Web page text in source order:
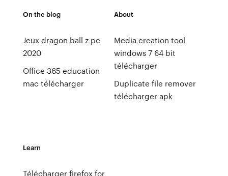
On the blog
Jeux dragon ball z pc
2020
Office 365 education
mac télécharger
About
Media creation tool
windows 7 64 bit
télécharger
Duplicate file remover
télécharger apk
Learn
Télécharger firefox for